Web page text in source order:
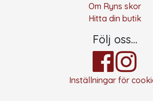
Om Ryns skor
Hitta din butik
Följ oss…
Inställningar för